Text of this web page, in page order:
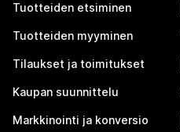
Tuotteiden etsiminen
Tuotteiden myyminen
Tilaukset ja toimitukset
Kaupan suunnittelu
Markkinointi ja konversio